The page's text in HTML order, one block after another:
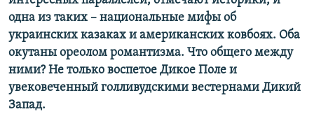
одна из таких – национальные мифы об
украинских казаках и американских ковбоях. Оба
окутаны ореолом романтизма. Что общего между
ними? Не только воспетое Дикое Поле и
увековеченный голливудскими вестернами Дикий
Запад.